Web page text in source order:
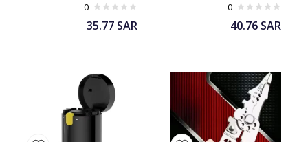
0
40.76 SAR
0
35.77 SAR